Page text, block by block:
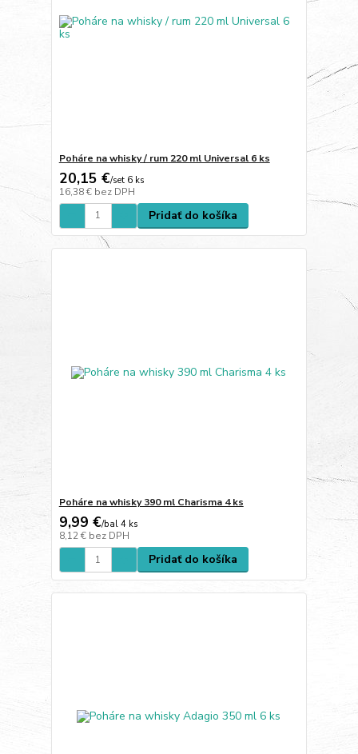
Poháre na whisky / rum 220 ml Universal 6 ks
20,15 €/set 6 ks
16,38 € bez DPH
Pridať do košíka
Poháre na whisky 390 ml Charisma 4 ks
9,99 €/bal 4 ks
8,12 € bez DPH
Pridať do košíka